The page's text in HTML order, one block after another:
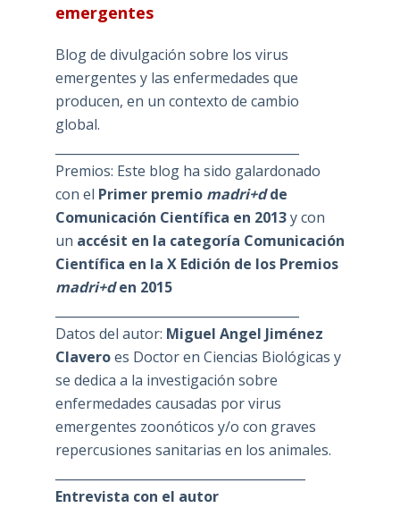
emergentes
Blog de divulgación sobre los virus
emergentes y las enfermedades que
producen, en un contexto de cambio
global.
Premios: Este blog ha sido galardonado
con el Primer premio madri+dde
Comunicación Científica en 2013y con
un accésit en la categoría Comunicación
Científica en la X Edición de los Premios
madri+den 2015
Datos del autor: Miguel Angel Jiménez
Claveroes Doctor en Ciencias Biológicas y
se dedica a la investigación sobre
enfermedades causadas por virus
emergentes zoonóticos y/o con graves
repercusiones sanitarias en los animales.
Entrevista con el autor